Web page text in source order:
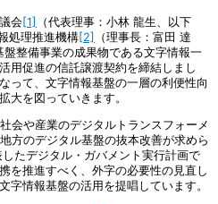
会[1]
（代表理事：小林 龍生、以下
処理推進機構[2]
（理事長：富田 達
整備事業の成果物である文字情報一
用促進の信託譲渡契約を締結しまし
って、文字情報基盤の一層の利便性向
大を図っていきます。
会や産業のデジタルトランスフォーメ
方のデジタル基盤の抜本改善が求めら
たデジタル・ガバメント実行計画で
を推進すべく、外字の必要性の見直し
字情報基盤の活用を提唱しています。